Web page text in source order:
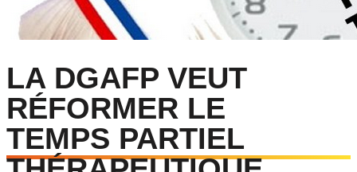
LA DGAFP VEUT
RÉFORMER LE
TEMPS PARTIEL